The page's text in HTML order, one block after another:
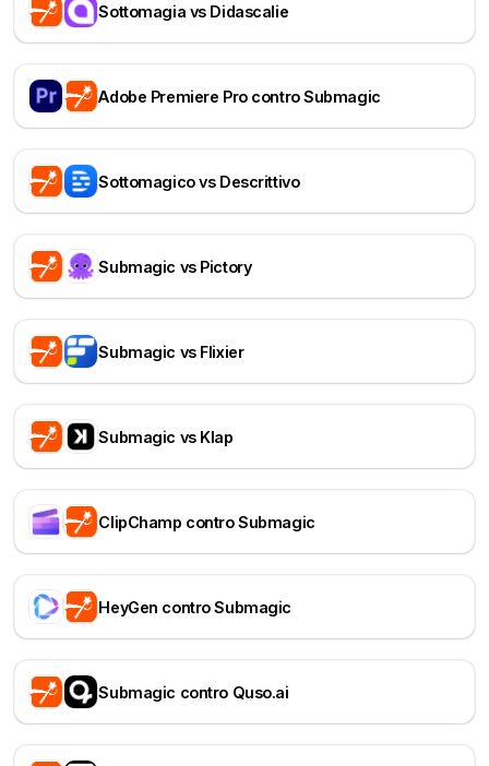
Sottomagia vs Didascalie
Adobe Premiere Pro contro Submagic
Sottomagico vs Descrittivo
Submagic vs Pictory
Submagic vs Flixier
Submagic vs Klap
ClipChamp contro Submagic
HeyGen contro Submagic
Submagic contro Quso.ai